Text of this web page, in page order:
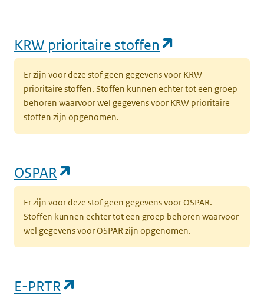
KRW prioritaire stoffen
Er zijn voor deze stof geen gegevens voor KRW
prioritaire stoffen. Stoffen kunnen echter tot een groep
behoren waarvoor wel gegevens voor KRW prioritaire
stoffen zijn opgenomen.
OSPAR
Er zijn voor deze stof geen gegevens voor OSPAR.
Stoffen kunnen echter tot een groep behoren waarvoor
wel gegevens voor OSPAR zijn opgenomen.
E-PRTR